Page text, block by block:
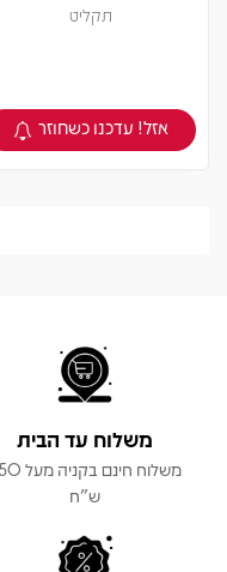
תקליט
צפיה במוצר
אזל! עדכנו כשחוזר
משלוח עד הבית
משלוח חינם
ש"ח